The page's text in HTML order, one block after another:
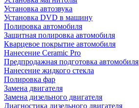
Установка автозвука
Установка DVD в машину
Полировка автомобиля
Защитная полировка автомобиля
Кварцевое покрытие автомобиля
Нанесение Ceramic Pro
Предпродажная подготовка автомобиля
Нанесение жидкого стекла
Полировка фар
Замена двигателя
Замена дизельного двигателя
Диагностика дизельного двигателя